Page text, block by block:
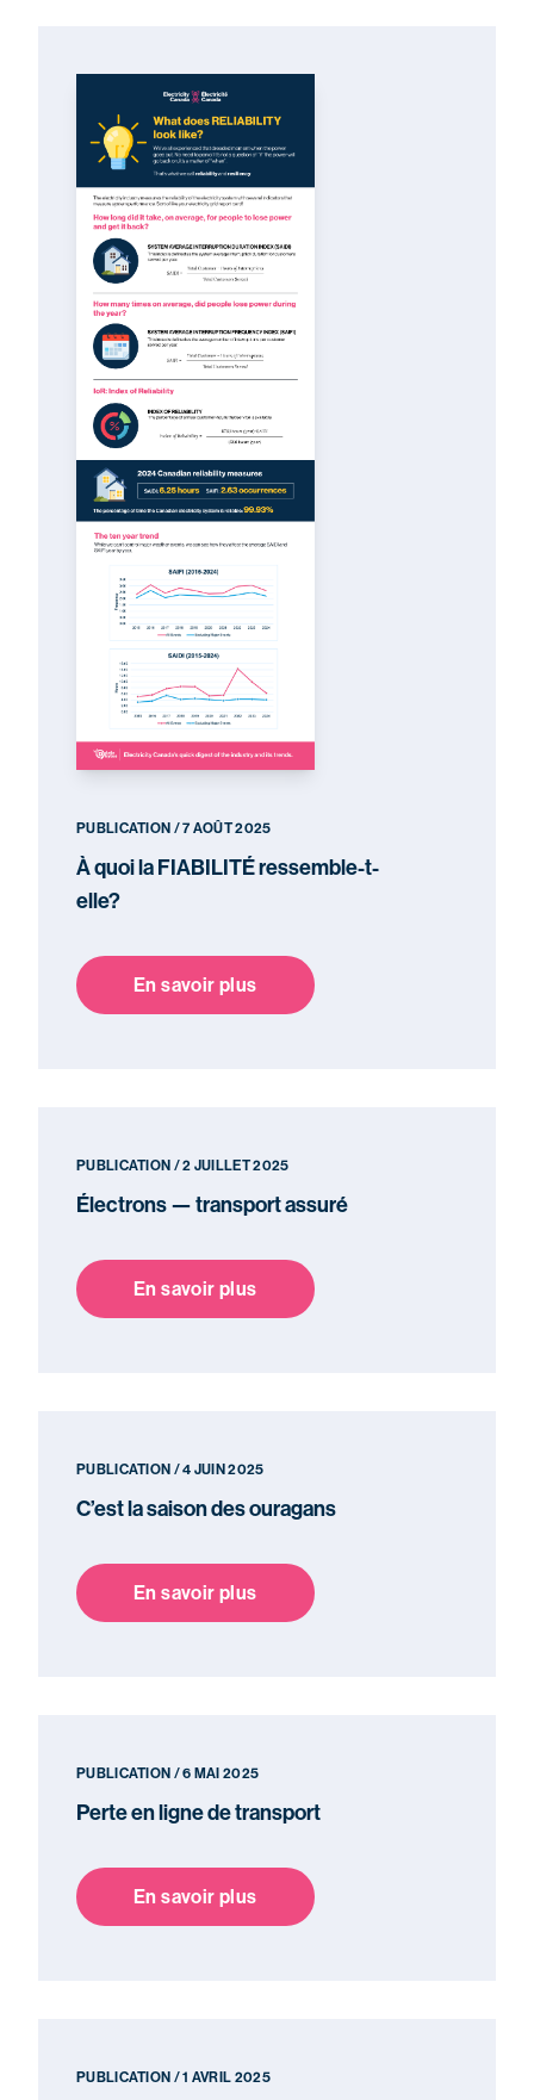
PUBLICATION / 7 AOÛT 2025
À quoi la FIABILITÉ ressemble-t-
elle?
En savoir plus
PUBLICATION / 2 JUILLET 2025
Électrons — transport assuré
En savoir plus
PUBLICATION / 4 JUIN 2025
C’est la saison des ouragans
En savoir plus
PUBLICATION / 6 MAI 2025
Perte en ligne de transport
En savoir plus
PUBLICATION / 1 AVRIL 2025